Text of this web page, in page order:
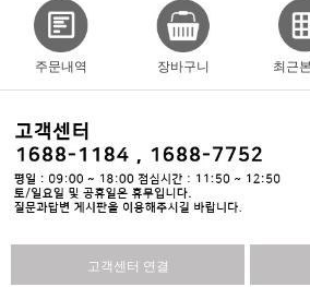
주문내역 장바구니 최근
고객센터 연결